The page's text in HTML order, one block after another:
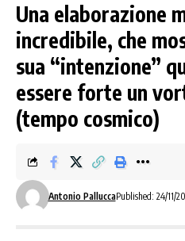
Una elaborazione
incredibile, che
sua “intenzione”
essere forte un
(tempo cosmico)
Antonio PalluccaPublished: 24/11/